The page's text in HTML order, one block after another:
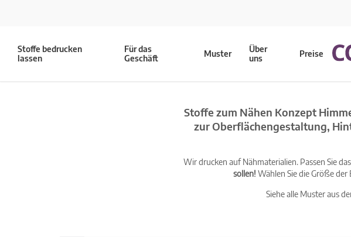
Stoffe bedrucken
lassen
Für das
Geschäft
Muster
Über
uns
Preise
Stoffe zum Nähen Konzept
zur Oberflächengestaltung,
Wir drucken auf Nähmaterialien. Passen Sie
sollen! Wählen Sie die Größe
Siehe alle Muster aus